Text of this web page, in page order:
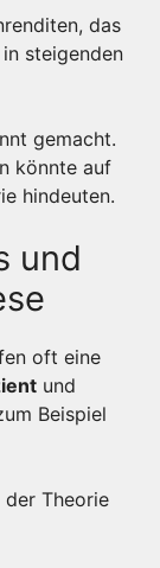
das
steigenden
gemacht.
könnte auf
hindeuten.
und
oft eine
und
Beispiel
der Theorie